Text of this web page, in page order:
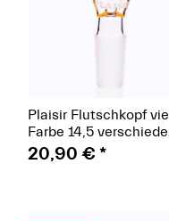
Plaisir Flutschkopf
Farbe 14,5
Farben
20,90 € *